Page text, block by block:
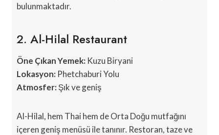
bulunmaktadır.
2. Al-Hilal Restaurant
Öne Çıkan Yemek: Kuzu Biryani
Lokasyon: Phetchaburi Yolu
Atmosfer:Şık ve geniş
Al-Hilal, hem Thai hem de Orta Doğu mutfağını
içeren geniş menüsü ile tanınır. Restoran, taze ve